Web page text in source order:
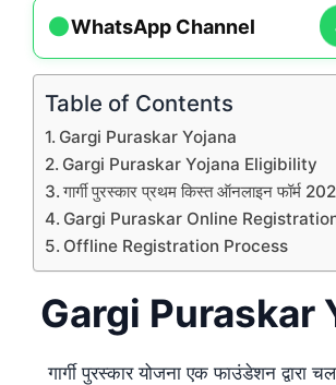
●WhatsApp Channel
Table of Contents
Gargi Puraskar Yojana
Gargi Puraskar Yojana Eligibility
गार्गी पुरस्कार प्रथम किस्त ऑनलाइन फॉर्म
Gargi Puraskar Online
Offline Registration Process
Gargi Puraskar
गार्गी पुरस्कार योजना एक फाउंडेशन द्वारा